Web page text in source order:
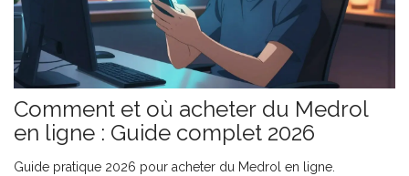
Comment et où acheter du Medrol
en ligne : Guide complet 2026
Guide pratique 2026 pour acheter du Medrol en ligne.